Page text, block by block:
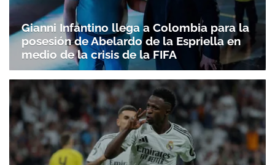
Gianni Infantino llega a Colombia para la
posesión de Abelardo de la Espriella en
medio de la crisis de la FIFA